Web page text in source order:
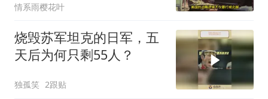
情系雨樱花叶
烧毁苏军坦克的日军，五
天后为何只剩55人？
独孤笑 2跟贴